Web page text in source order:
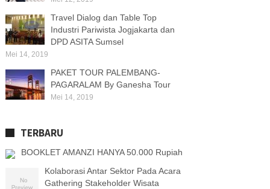
Travel Dialog dan Table Top
Industri Pariwista Jogjakarta dan
DPD ASITA Sumsel
Mei 14, 2019
PAKET TOUR PALEMBANG-
PAGARALAM By Ganesha Tour
Mei 14, 2019
TERBARU
BOOKLET AMANZI HANYA 50.000 Rupiah
Kolaborasi Antar Sektor Pada Acara
Gathering Stakeholder Wisata